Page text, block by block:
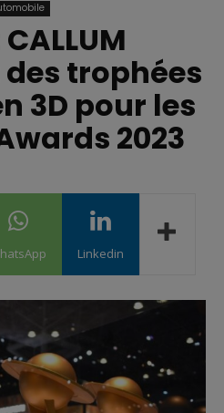
trophées
3D pour les
2023
Linkedin